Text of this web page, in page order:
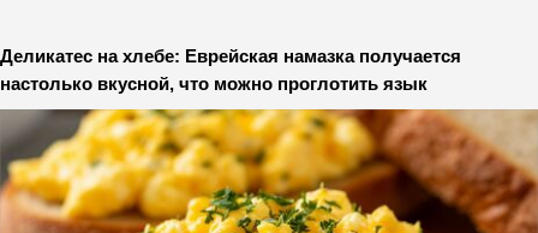
Деликатес на хлебе: Еврейская намазка получается
настолько вкусной, что можно проглотить язык